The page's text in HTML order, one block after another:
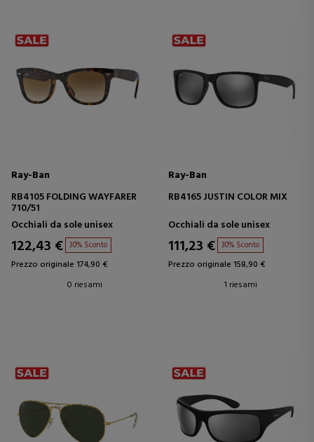
Ray-Ban
RB4105 FOLDING WAYFARER
710/51
Occhiali da sole unisex
122,43 € 30% Sconto
Prezzo originale 174,90 €
0 riesami
Ray-Ban
RB4165 JUSTIN COLOR MIX
Occhiali da sole unisex
111,23 € 30% Sconto
Prezzo originale 158,90 €
1 riesami